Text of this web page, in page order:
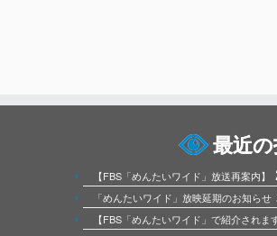
最近
【FBS「めんたいワイド」放送再案内】
「めんたいワイド」放映延期のお知らせ
【FBS「めんたいワイド」で紹介されま